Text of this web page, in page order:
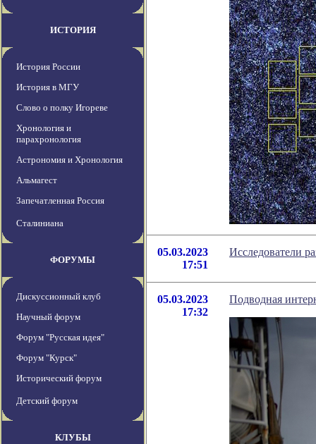
ИСТОРИЯ
История России
История в МГУ
Слово о полку Игореве
Хронология и
парахронология
Астрономия и Хронология
Альмагест
Запечатленная Россия
Сталиниана
ФОРУМЫ
Дискуссионный клуб
Научный форум
Форум "Русская идея"
Форум "Курск"
Исторический форум
Детский форум
КЛУБЫ
05.03.2023
17:51
Исследователи
05.03.2023
17:32
Подводная